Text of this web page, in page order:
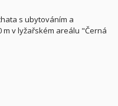
s ubytováním a
m v lyžařském areálu "Černá